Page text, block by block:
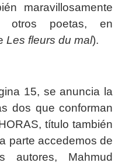
maravillosamente
otros poetas, en
Les fleurs du mal).
15, se anuncia la
dos que conforman
título también
parte accedemos de
Mahmud